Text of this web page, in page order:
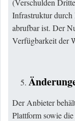
(Verschulden
Infrastruktur durch
abrufbar ist. Der
Verfügbarkeit der
Der Anbieter
Plattform sowie